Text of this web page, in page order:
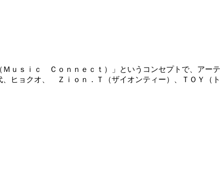
ｕｓｉｃ Ｃｏｎｎｅｃｔ）」というコンセプトで、アー
、ヒョクオ、 Ｚｉｏｎ．Ｔ（ザイオンティー）、ＴＯＹ